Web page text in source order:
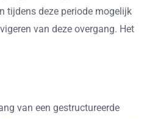
tijdens deze periode mogelijk
van deze overgang. Het
van een gestructureerde